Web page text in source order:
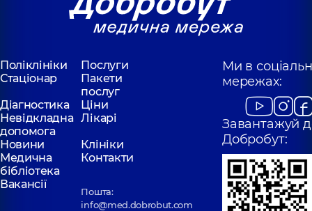
Поліклініки
Послуги
Стаціонар
Пакети
послуг
Діагностика
Ціни
Невідкладна
допомога
Лікарі
Новини
Клініки
Медична
бібліотека
Контакти
Вакансії
Пошта:
info@med.dobrobut.com
Ми в
мережах:
Завантажуй
Добробут: